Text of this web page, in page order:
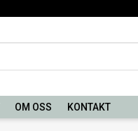
OM OSS KONTAKT